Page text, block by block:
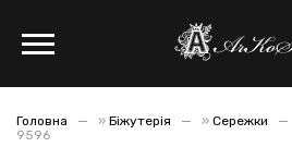
Головна » Біжутерія » Сережки
9596